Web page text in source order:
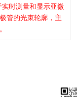
实时测量和显示亚微
管的光束轮廓，主